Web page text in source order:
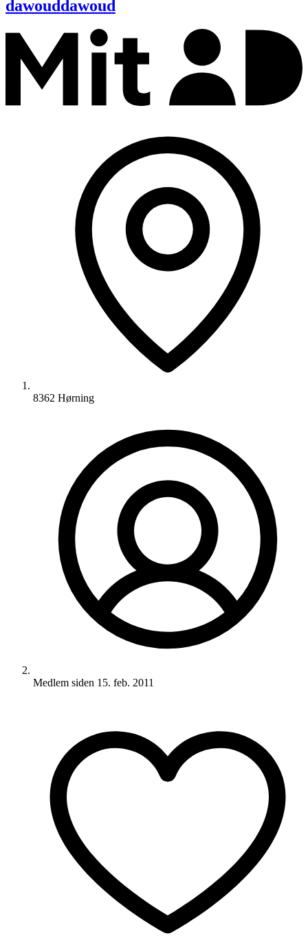
dawouddawoud
8362 Hørning
Medlem siden 15. feb. 2011